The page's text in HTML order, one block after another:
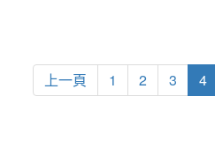
上一頁 1 2 3 4